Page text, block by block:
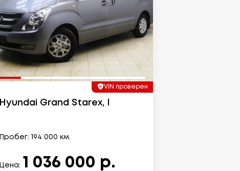
VIN проверен
Hyundai Grand Starex, I
Пробег: 194 000 км.
Цена: 1 036 000 р.